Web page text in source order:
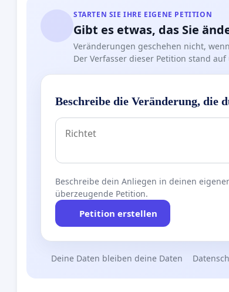
STARTEN SIE IHRE EIGENE PETITION
Gibt es etwas, das Sie
Veränderungen geschehen nicht,
Der Verfasser dieser Petition stand
Beschreibe die Veränderung, die
Beschreibe dein Anliegen in deinen
überzeugende Petition.
Petition erstellen
Deine Daten bleiben deine Daten